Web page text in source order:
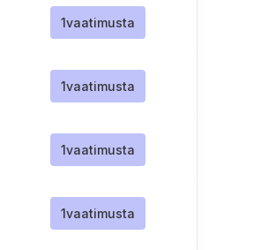
1vaatimusta
1vaatimusta
1vaatimusta
1vaatimusta